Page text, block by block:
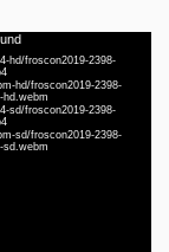
hd/froscon2019-2398-
hd/froscon2019-2398-
hd.webm
sd/froscon2019-2398-
sd/froscon2019-2398-
sd.webm
1080p (mp4)